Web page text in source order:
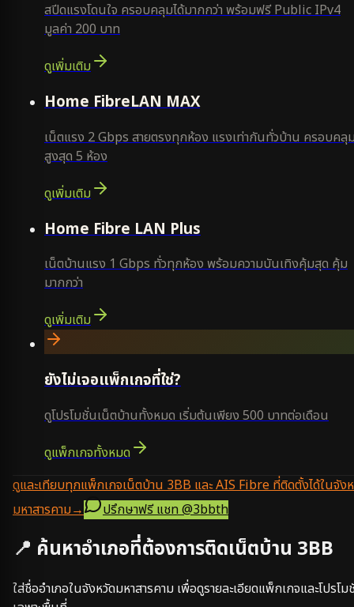
สปีดแรงโดนใจ ครอบคลุมได้มากกว่า พร้อมฟรี Public IPv4
มูลค่า 200 บาท
ดูเพิ่มเติม
Home FibreLAN MAX
เน็ตแรง 2 Gbps สายตรงทุกห้อง แรงเท่ากันทั่วบ้าน ครอบคลุ
สูงสุด 5 ห้อง
ดูเพิ่มเติม
Home Fibre LAN Plus
เน็ตบ้านแรง 1 Gbps ทั่วทุกห้อง พร้อมความบันเทิงคุ้มสุด คุ้ม
มากกว่า
ดูเพิ่มเติม
ยังไม่เจอแพ็กเกจที่ใช่?
ดูโปรโมชั่นเน็ตบ้านทั้งหมด เริ่มต้นเพียง 500 บาทต่อเดือน
ดูแพ็กเกจทั้งหมด
ดูและเทียบทุกแพ็กเกจเน็ตบ้าน 3BB และ AIS Fibre ที่ติดตั้งได้ในจัง
มหาสารคาม→ ปรึกษาฟรี แชท @3bbth
📍 ค้นหาอำเภอที่ต้องการติดเน็ตบ้าน 3BB
ใส่ชื่ออำเภอในจังหวัดมหาสารคาม เพื่อดูรายละเอียดแพ็กเกจและโปรโ